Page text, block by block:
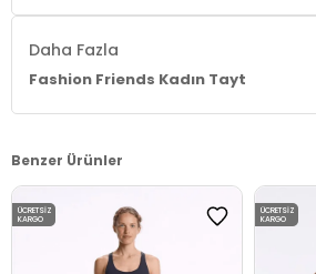
Daha Fazla
Fashion Friends Kadın Tayt
Benzer Ürünler
ÜCRETSIZ
KARGO
ÜCRETSIZ
KARGO